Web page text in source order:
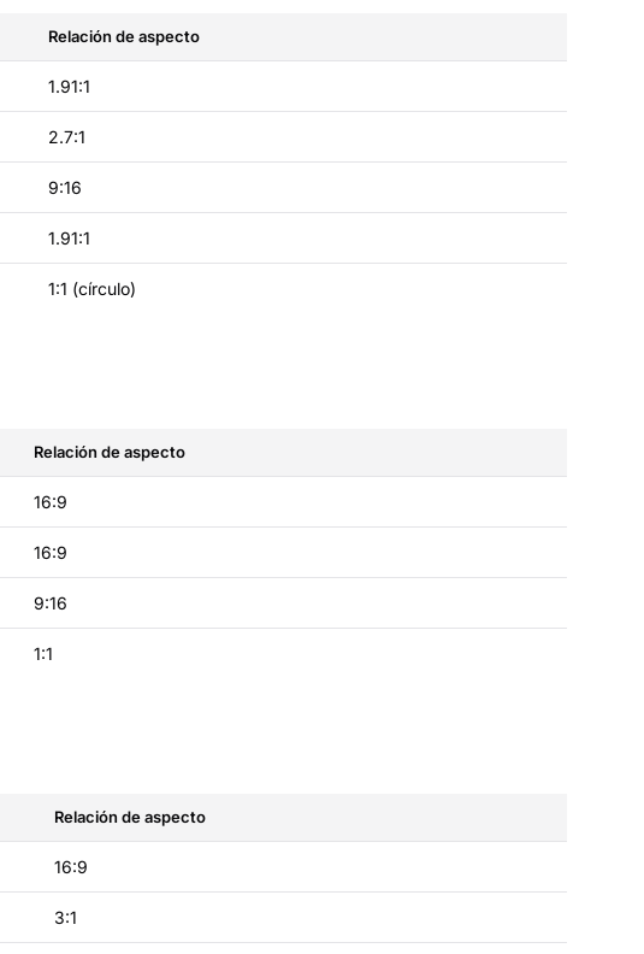
Relación de aspecto
1.91:1
2.7:1
9:16
1.91:1
1:1 (círculo)
Relación de aspecto
16:9
16:9
9:16
1:1
Relación de aspecto
16:9
3:1